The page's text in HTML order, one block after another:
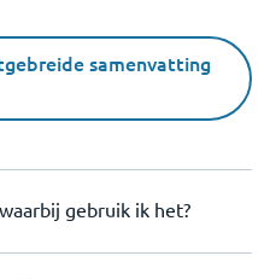
samenvatting
gebruik ik het?